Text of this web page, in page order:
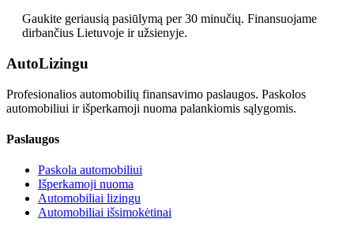
Gaukite geriausią pasiūlymą per 30 minučių. Finansuojame
dirbančius Lietuvoje ir užsienyje.
AutoLizingu
Profesionalios automobilių finansavimo paslaugos. Paskolos
automobiliui ir išperkamoji nuoma palankiomis sąlygomis.
Paslaugos
Paskola automobiliui
Išperkamoji nuoma
Automobiliai lizingu
Automobiliai išsimokėtinai